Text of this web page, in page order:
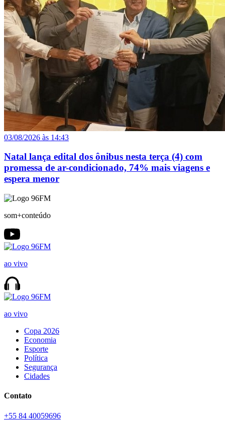
03/08/2026 às 14:43
Natal lança edital dos ônibus nesta terça (4) com
promessa de ar-condicionado, 74% mais viagens e
espera menor
som+conteúdo
ao vivo
ao vivo
Copa 2026
Economia
Esporte
Política
Segurança
Cidades
Contato
+55 84 40059696